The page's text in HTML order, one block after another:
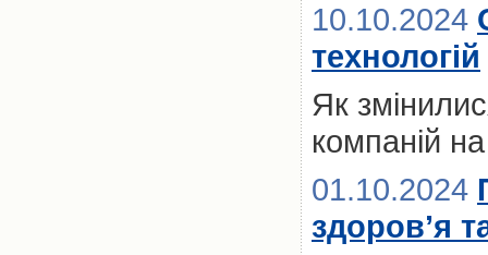
10.10.2024
технологій
Як
компаній
01.10.2024
здоров’я